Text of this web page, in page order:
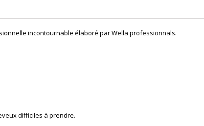
incontournable élaboré par Wella professionnals.
difficiles à prendre.